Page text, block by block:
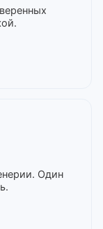
Один